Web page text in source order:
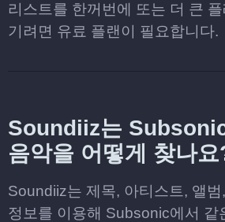
리스트를 한꺼번에 또는 더 큰
기려면 유료 플랜이 필요합니다.
Soundiiz는
음악을 어떻게 찾나요
Soundiiz는 제목, 아티스트, 앨범
정보를 이용해 Subsonic에서 같